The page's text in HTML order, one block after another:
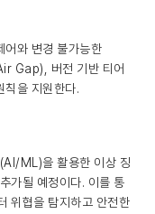
어와 변경 불가능한
Gap), 버전 기반 티어
을 지원한다.
ML)을 활용한 이상 징
가될 예정이다. 이를 통
위협을 탐지하고 안전한